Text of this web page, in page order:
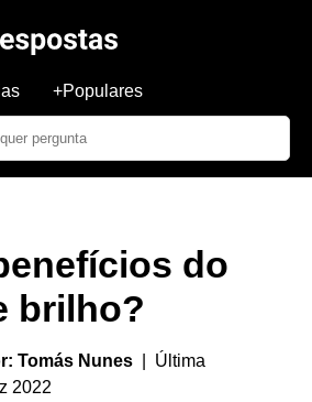
+Populares
do
brilho?
Tomás Nunes | Última
2022